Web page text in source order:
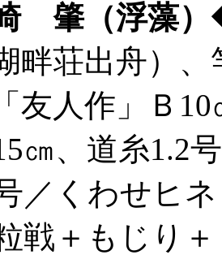
肇（浮藻
荘出舟）、
友人作」Ｂ10
㎝、道糸1.2
／くわせヒ
戦＋もじり